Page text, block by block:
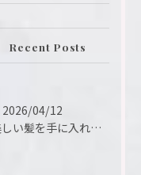
Recent Posts
2026/04/12
美しい髪を手に入れるための鍵は、ヘアサロンの選択にあります。